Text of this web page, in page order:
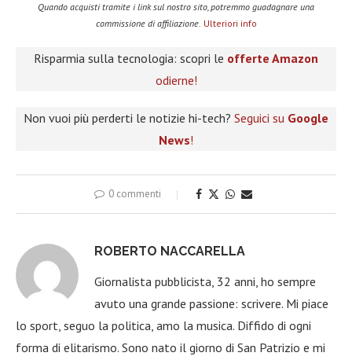
Quando acquisti tramite i link sul nostro sito, potremmo guadagnare una
commissione di affiliazione. Ulteriori info
Risparmia sulla tecnologia: scopri le offerte Amazon
odierne!
Non vuoi più perderti le notizie hi-tech? Seguici su Google
News!
0 commenti
ROBERTO NACCARELLA
Giornalista pubblicista, 32 anni, ho sempre
avuto una grande passione: scrivere. Mi piace
lo sport, seguo la politica, amo la musica. Diffido di ogni
forma di elitarismo. Sono nato il giorno di San Patrizio e mi